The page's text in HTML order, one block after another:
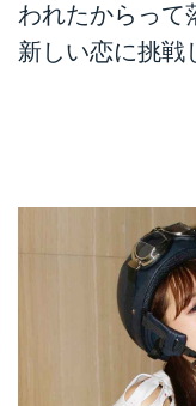
われたからって
新しい恋に挑戦